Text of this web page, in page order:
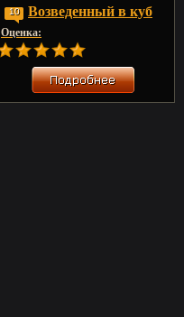
10 Возведенный в куб
Оценка: